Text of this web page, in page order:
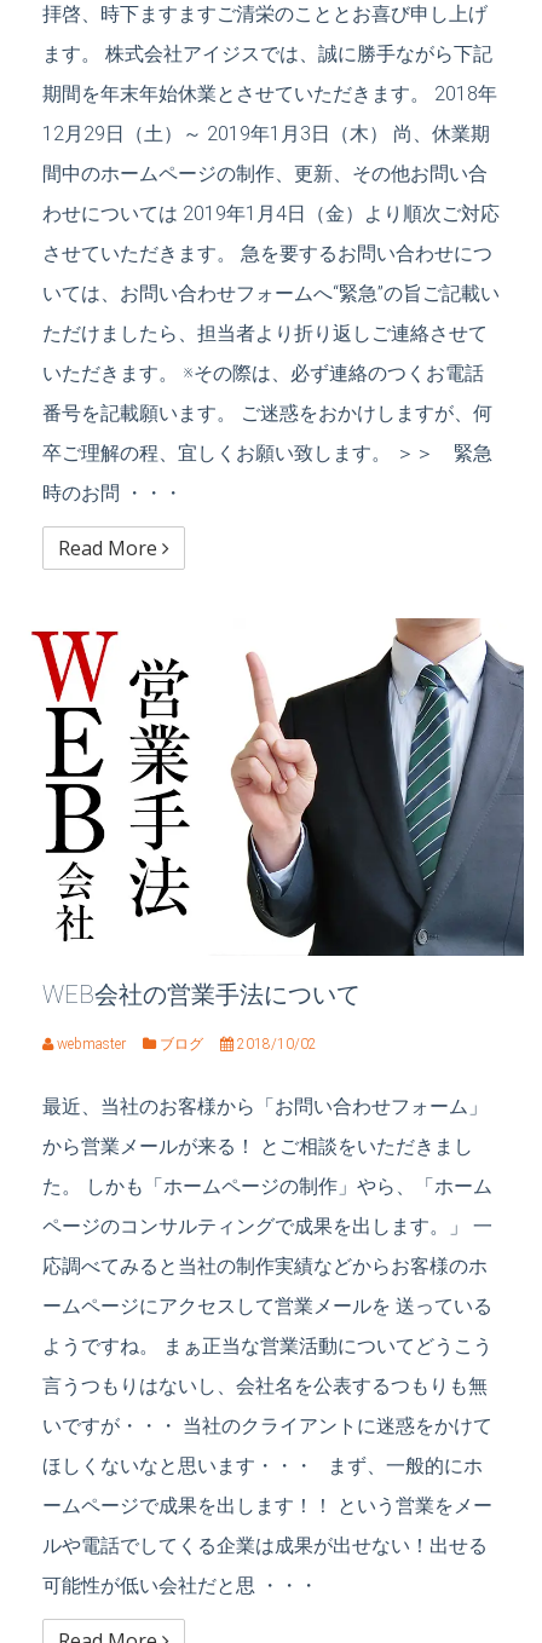
拝啓、時下ますますご清栄のこととお喜び申し上げ
ます。 株式会社アイジスでは、誠に勝手ながら下記
期間を年末年始休業とさせていただきます。 2018年
12月29日（土）～ 2019年1月3日（木） 尚、休業期
間中のホームページの制作、更新、その他お問い合
わせについては 2019年1月4日（金）より順次ご対応
させていただきます。 急を要するお問い合わせにつ
いては、お問い合わせフォームへ“緊急”の旨ご記載い
ただけましたら、担当者より折り返しご連絡させて
いただきます。 ※その際は、必ず連絡のつくお電話
番号を記載願います。 ご迷惑をおかけしますが、何
卒ご理解の程、宜しくお願い致します。 ＞＞ 緊急
時のお問 ・・・
Read More
WEB会社の営業手法について
webmaster ブログ 2018/10/02
最近、当社のお客様から「お問い合わせフォーム」
から営業メールが来る！ とご相談をいただきまし
た。 しかも「ホームページの制作」やら、「ホーム
ページのコンサルティングで成果を出します。」 一
応調べてみると当社の制作実績などからお客様のホ
ームページにアクセスして営業メールを 送っている
ようですね。 まぁ正当な営業活動についてどうこう
言うつもりはないし、会社名を公表するつもりも無
いですが・・・ 当社のクライアントに迷惑をかけて
ほしくないなと思います・・・ まず、一般的にホ
ームページで成果を出します！！ という営業をメー
ルや電話でしてくる企業は成果が出せない！出せる
可能性が低い会社だと思 ・・・